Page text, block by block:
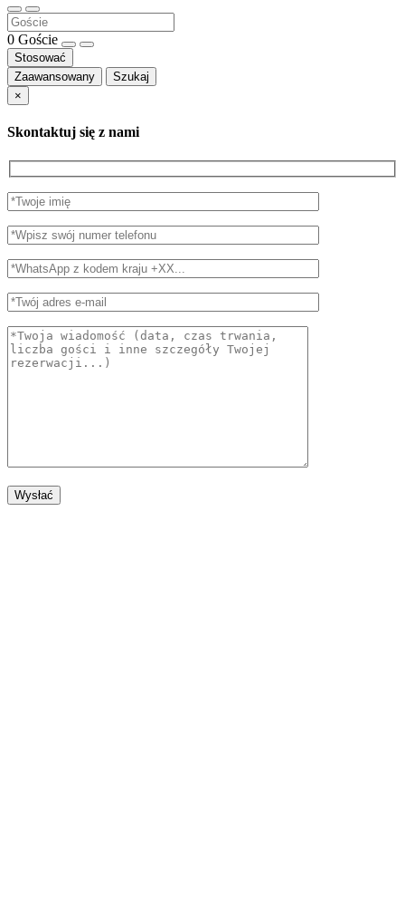
0 Goście
Stosować
Zaawansowany
Szukaj
×
Skontaktuj się z nami